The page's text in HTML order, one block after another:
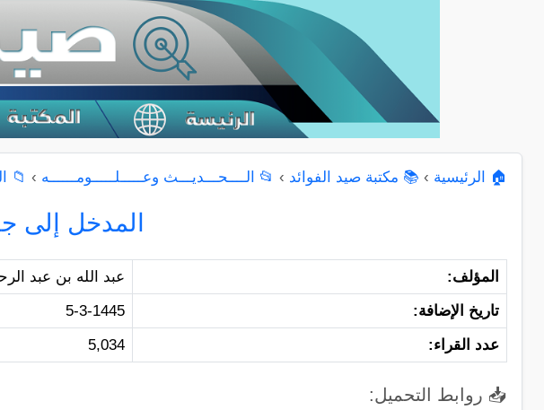
🏠 الرئيسية › 📚 مكتبة صيد الفوائد › 📂 الــــحـــديـــث وعـــــلـــــومــــــه ›
📁
المدخل إلى
المؤلف:
عبد الله بن عبد
تاريخ الإضافة:
5-3-1445
عدد القراء:
5,034
📥 روابط التحميل: